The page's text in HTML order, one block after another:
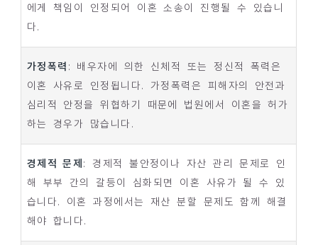
에게 책임이 인정되어 이혼 소송이 진행될 수 있습니
다.
가정폭력 : 배우자에 의한 신체적 또는 정신적 폭력은
이혼 사유로 인정됩니다. 가정폭력은 피해자의 안전과
심리적 안정을 위협하기 때문에 법원에서 이혼을 허가
하는 경우가 많습니다.
경제적 문제 : 경제적 불안정이나 자산 관리 문제로 인
해 부부 간의 갈등이 심화되면 이혼 사유가 될 수 있
습니다. 이혼 과정에서는 재산 분할 문제도 함께 해결
해야 합니다.